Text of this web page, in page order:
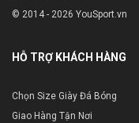
© 2014 - 2026 YouSport.vn
HỖ TRỢ KHÁCH HÀNG
Chọn Size Giày Đá Bóng
Giao Hàng Tận Nơi